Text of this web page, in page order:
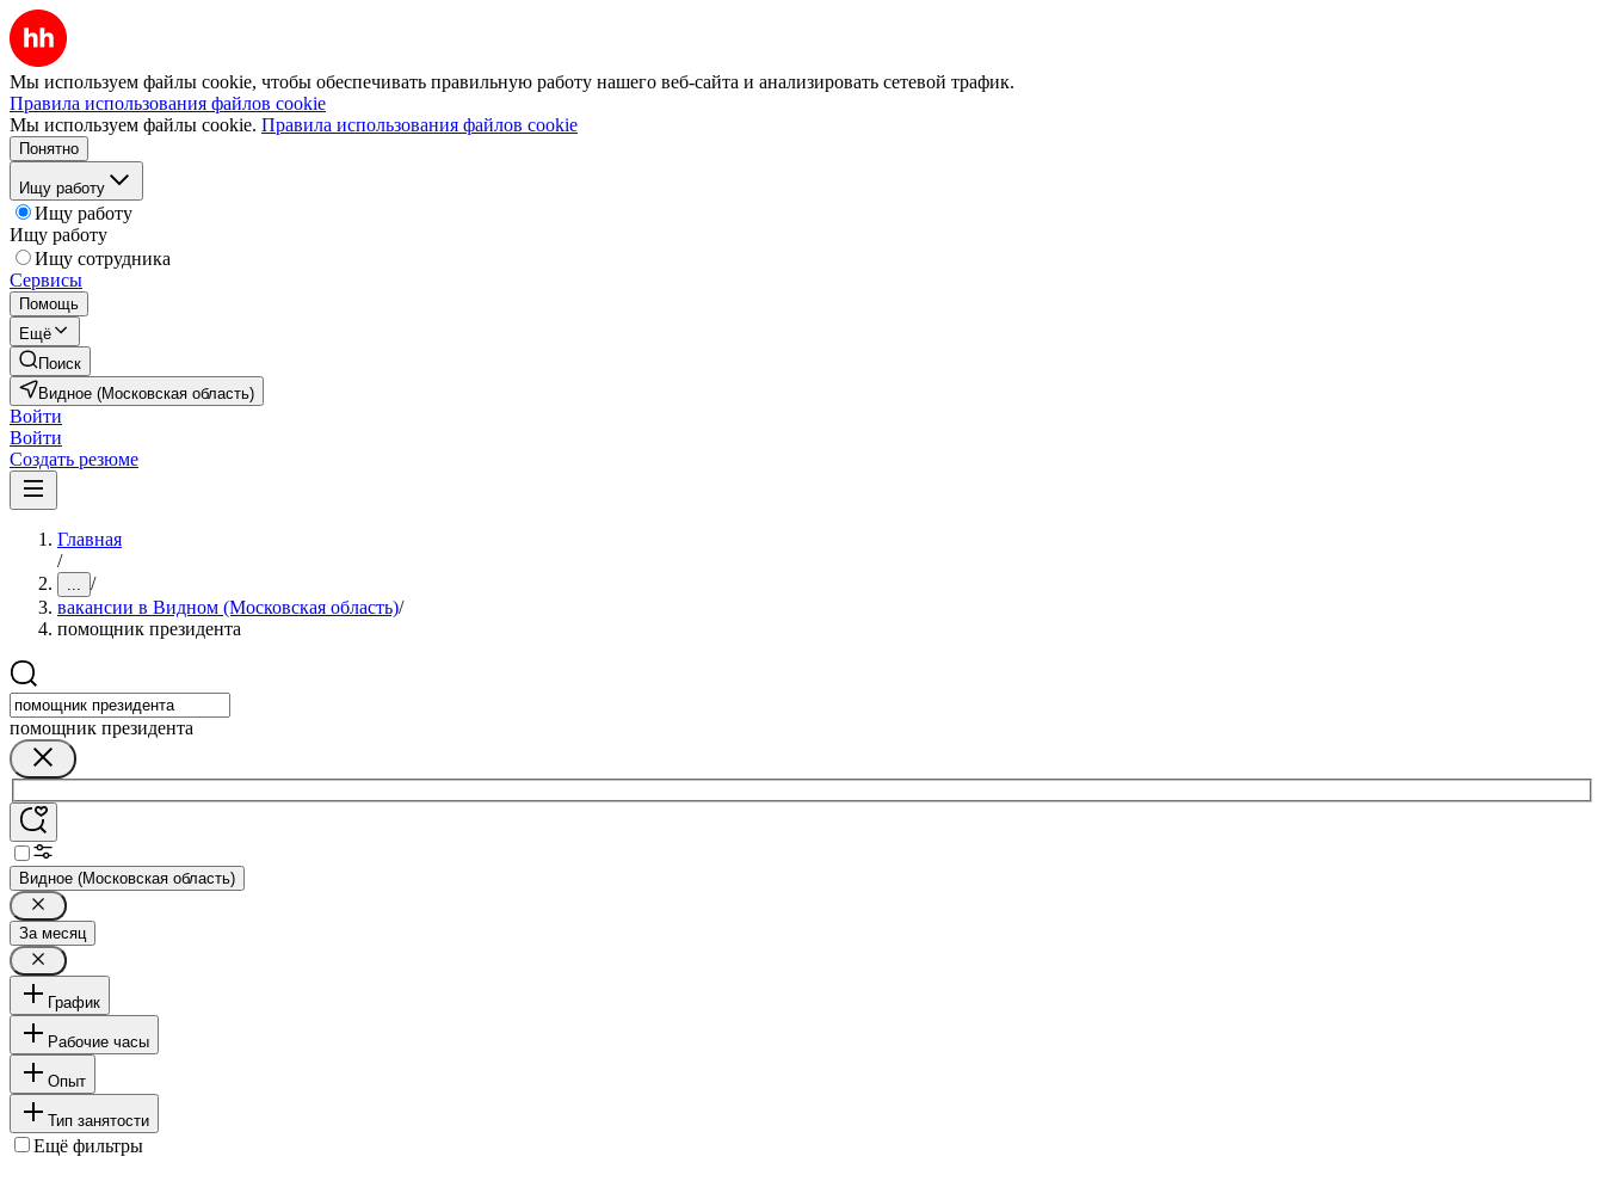
Мы используем файлы cookie, чтобы обеспечивать правильную работу нашего веб-сайта и анализировать сетевой трафик.
Правила использования файлов cookie
Мы используем файлы cookie. Правила использования файлов cookie
Понятно
Ищу работу
Ищу работу
Ищу работу
Ищу сотрудника
Сервисы
Помощь
Ещё
Поиск
Видное (Московская область)
Войти
Войти
Создать резюме
Главная
/
... /
вакансии в Видном (Московская область)/
помощник президента
помощник президента
Видное (Московская область)
За месяц
График
Рабочие часы
Опыт
Тип занятости
Ещё фильтры